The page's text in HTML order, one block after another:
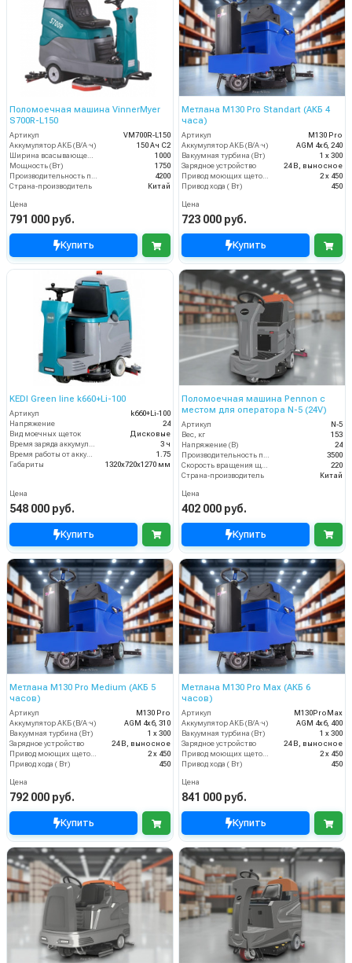
Поломоечная машина VinnerMyer
S700R-L150
Артикул
VM700R-L150
Аккумулятор АКБ (В/А·ч)
150 Ач С2
Ширина всасывающей балки (мм)
1000
Мощность (Вт)
1750
Производительность по площади (м2/ч)
4200
Страна-производитель
Китай
Цена
791 000 руб.
Купить
Метлана М130 Pro Standart (АКБ 4
часа)
Артикул
М130 Pro
Аккумулятор АКБ (В/А·ч)
AGM 4х6, 240
Вакуумная турбина (Вт)
1 х 300
Зарядное устройство
24 В, выносное
Привод моющих щеток (Вт)
2 х 450
Привод хода ( Вт)
450
Цена
723 000 руб.
Купить
KEDI Green line k660+Li-100
Артикул
k660+Li-100
Напряжение
24
Вид моечных щеток
Дисковые
3 ч
Время работы от аккумуляторов (ч)
1.75
Габариты
1320х720х1270 мм
Цена
548 000 руб.
Купить
Поломоечная машина Pennon с
местом для оператора N-5 (24V)
Артикул
N-5
Вес, кг
153
Напряжение (В)
24
3500
220
Страна-производитель
Китай
Цена
402 000 руб.
Купить
Метлана М130 Pro Medium (АКБ 5
часов)
Артикул
М130 Pro
Аккумулятор АКБ (В/А·ч)
AGM 4х6, 310
Вакуумная турбина (Вт)
1 х 300
Зарядное устройство
24 В, выносное
Привод моющих щеток (Вт)
2 х 450
Привод хода ( Вт)
450
Цена
792 000 руб.
Купить
Метлана М130 Pro Max (АКБ 6
часов)
Артикул
М130ProMax
Аккумулятор АКБ (В/А·ч)
AGM 4х6, 400
Вакуумная турбина (Вт)
1 х 300
Зарядное устройство
24 В, выносное
Привод моющих щеток (Вт)
2 х 450
Привод хода ( Вт)
450
Цена
841 000 руб.
Купить